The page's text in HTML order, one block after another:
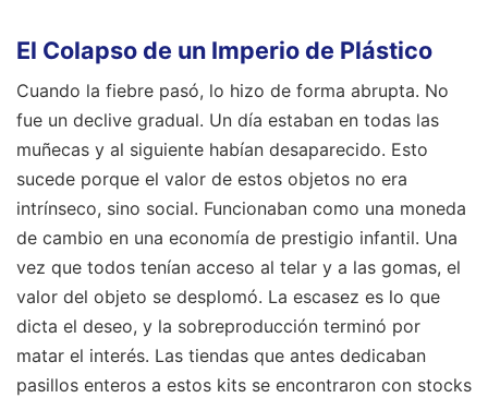
El Colapso de un Imperio de Plástico
Cuando la fiebre pasó, lo hizo de forma abrupta. No
fue un declive gradual. Un día estaban en todas las
muñecas y al siguiente habían desaparecido. Esto
sucede porque el valor de estos objetos no era
intrínseco, sino social. Funcionaban como una moneda
de cambio en una economía de prestigio infantil. Una
vez que todos tenían acceso al telar y a las gomas, el
valor del objeto se desplomó. La escasez es lo que
dicta el deseo, y la sobreproducción terminó por
matar el interés. Las tiendas que antes dedicaban
pasillos enteros a estos kits se encontraron con stocks